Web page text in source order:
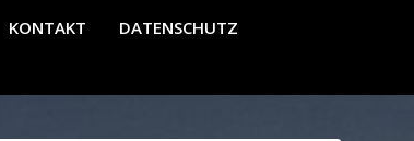
KONTAKT DATENSCHUTZ